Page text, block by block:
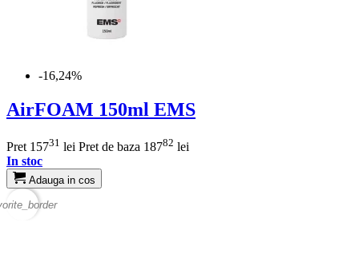
-16,24%
AirFOAM 150ml EMS
Pret 15731 lei Pret de baza 18782 lei
In stoc
Adauga in cos